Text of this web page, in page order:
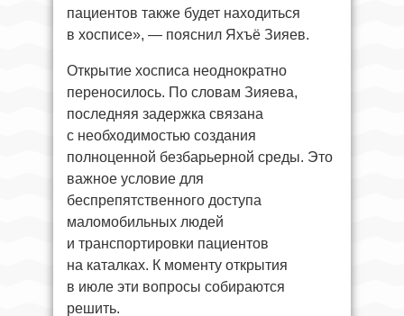
пациентов также будет находиться
в хосписе», — пояснил Яхъё Зияев.
Открытие хосписа неоднократно
переносилось. По словам Зияева,
последняя задержка связана
с необходимостью создания
полноценной безбарьерной среды. Это
важное условие для
беспрепятственного доступа
маломобильных людей
и транспортировки пациентов
на каталках. К моменту открытия
в июле эти вопросы собираются
решить.